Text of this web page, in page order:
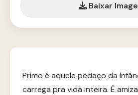
Baixar
Primo é aquele pedaço da
carrega pra vida inteira. É